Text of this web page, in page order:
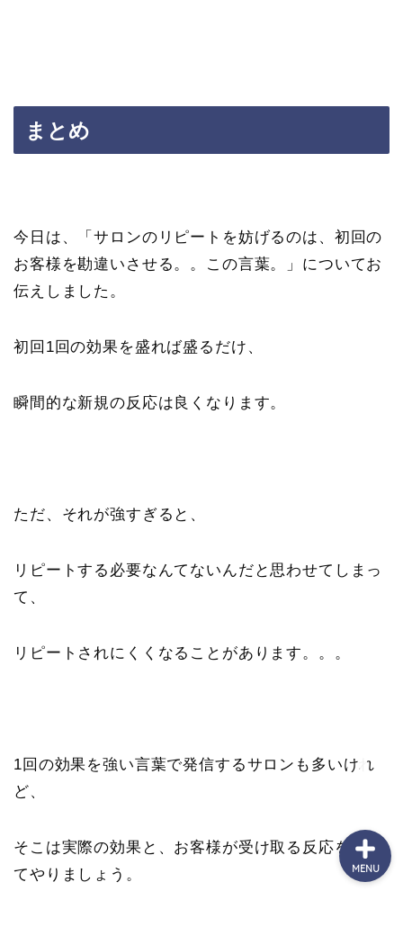
まとめ
今日は、「サロンのリピートを妨げるのは、初回の
お客様を勘違いさせる。。この言葉。」についてお
伝えしました。
初回1回の効果を盛れば盛るだけ、
瞬間的な新規の反応は良くなります。
ただ、それが強すぎると、
リピートする必要なんてないんだと思わせてしまっ
て、
リピートされにくくなることがあります。。。
1回の効果を強い言葉で発信するサロンも多いけれ
ど、
そこは実際の効果と、お客様が受け取る反応を考え
てやりましょう。
MENU
個別無料相談